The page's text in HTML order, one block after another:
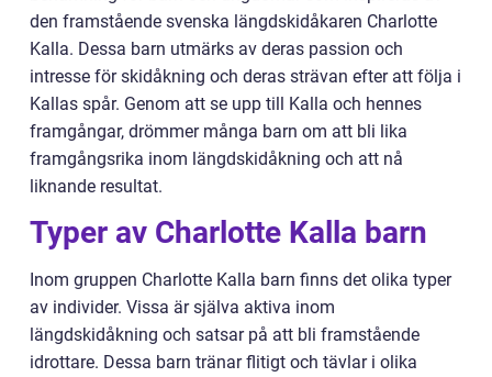
den framstående svenska längdskidåkaren Charlotte
Kalla. Dessa barn utmärks av deras passion och
intresse för skidåkning och deras strävan efter att följa i
Kallas spår. Genom att se upp till Kalla och hennes
framgångar, drömmer många barn om att bli lika
framgångsrika inom längdskidåkning och att nå
liknande resultat.
Typer av Charlotte Kalla barn
Inom gruppen Charlotte Kalla barn finns det olika typer
av individer. Vissa är själva aktiva inom
längdskidåkning och satsar på att bli framstående
idrottare. Dessa barn tränar flitigt och tävlar i olika